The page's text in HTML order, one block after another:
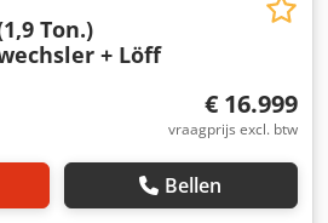
Ton.)
+ Löff
€ 16.999
vraagprijs excl. btw
Bellen